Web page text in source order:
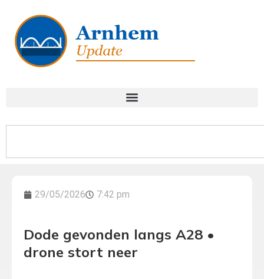
29/05/2026 7:42 pm
Dode gevonden langs A28 •
drone stort neer